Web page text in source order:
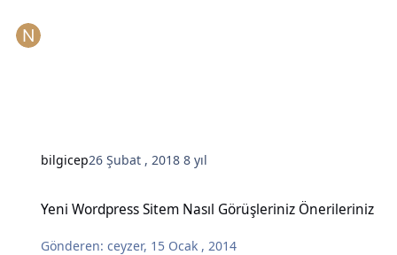
bilgicep26 Şubat , 20188 yıl
Yeni Wordpress Sitem Nasıl Görüşleriniz Önerileriniz
Gönderen:ceyzer, 15 Ocak , 2014